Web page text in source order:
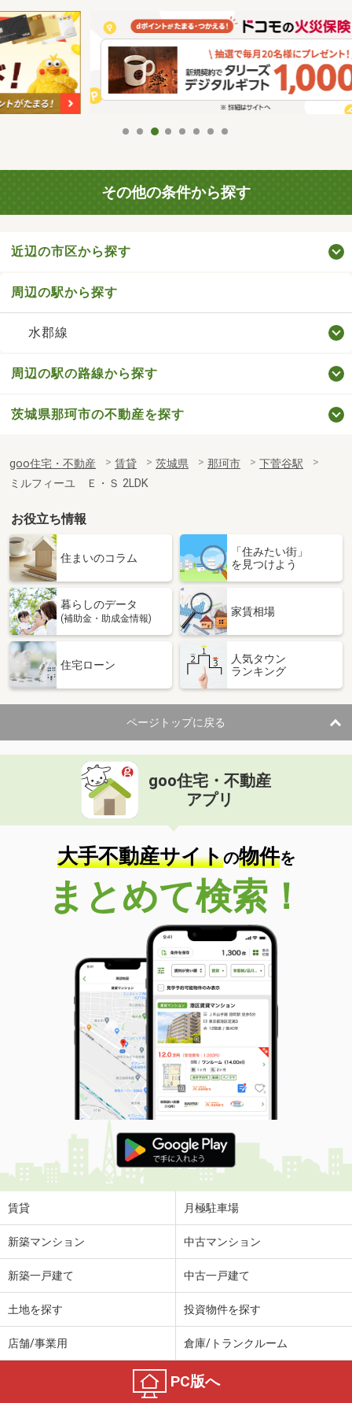
その他の条件から探す
近辺の市区から探す
周辺の駅から探す
水郡線
周辺の駅の路線から探す
茨城県那珂市の不動産を探す
goo住宅・不動産 賃貸 茨城県 那珂市
下菅谷駅
ミルフィーユ Ｅ・Ｓ 2LDK
お役立ち情報
住まいのコラム
「住みたい街」
を見つけよう
暮らしのデータ
(補助金・助成金情報)
家賃相場
住宅ローン
人気タウン
ランキング
ページトップに戻る
goo住宅・不動産
アプリ
大手不動産サイトの物件を
まとめて検索！
賃貸 月極駐車場
新築マンション 中古マンション
新築一戸建て 中古一戸建て
土地を探す 投資物件を探す
店舗/事業用 倉庫/トランクルーム
PC版へ